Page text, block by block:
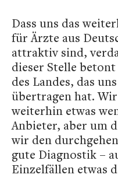
Dass uns das
für Ärzte aus
attraktiv sind,
dieser Stelle
des Landes, das
übertragen hat.
weiterhin etwas
Anbieter, aber um
wir den
gute Diagnostik –
Einzelfällen etwas